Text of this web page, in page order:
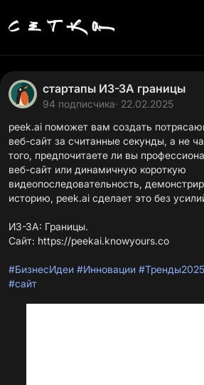
стартапы ИЗ-ЗА границы
94 подписчика· 22.02.2025
peek.ai поможет вам создать
веб-сайт за считанные секунды, а не
того, предпочитаете ли вы
веб-сайт или динамичную короткую
видеопоследовательность,
историю, peek.ai сделает это без
ИЗ-ЗА: Границы.
Сайт: https://peekai.knowyours.co
#БизнесИдеи #Инновации #Тренды2025
#сайт